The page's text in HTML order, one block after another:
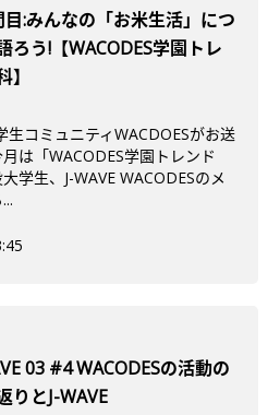
目:みんなの「お米生活」につ
ろう!【WACODES学園トレ
】
生コミュニティWACDOESがお送
は「WACODES学園トレンド
学生、J-WAVE WACODESのメ
03 #4 WACODESの活動の
りとJ-WAVE